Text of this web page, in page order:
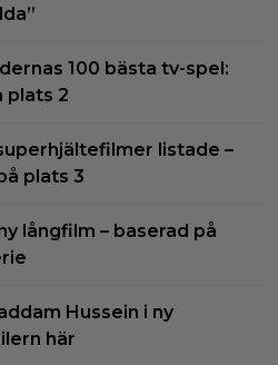
100 bästa tv-spel:
plats 2
listade –
plats 3
långfilm – baserad på
Hussein i ny
här